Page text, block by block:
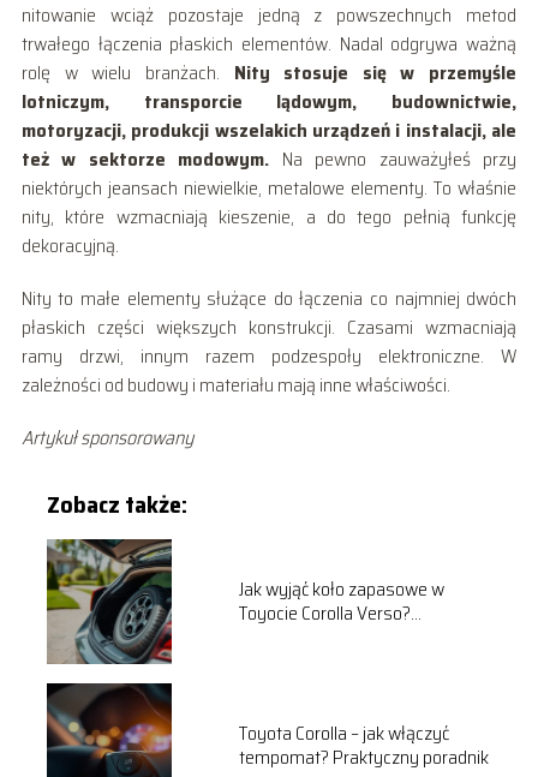
nitowanie wciąż pozostaje jedną z powszechnych metod
trwałego łączenia płaskich elementów. Nadal odgrywa ważną
rolę w wielu branżach. Nity stosuje się w przemyśle
lotniczym, transporcie lądowym, budownictwie,
motoryzacji, produkcji wszelakich urządzeń i instalacji, ale
też w sektorze modowym. Na pewno zauważyłeś przy
niektórych jeansach niewielkie, metalowe elementy. To właśnie
nity, które wzmacniają kieszenie, a do tego pełnią funkcję
dekoracyjną.
Nity to małe elementy służące do łączenia co najmniej dwóch
płaskich części większych konstrukcji. Czasami wzmacniają
ramy drzwi, innym razem podzespoły elektroniczne. W
zależności od budowy i materiału mają inne właściwości.
Artykuł sponsorowany
Zobacz także:
Jak wyjąć koło zapasowe w
Toyocie Corolla Verso?
Toyota Corolla – jak włączyć
tempomat? Praktyczny poradnik